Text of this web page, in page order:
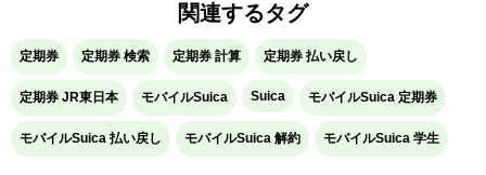
関連するタグ
定期券 定期券 検索 定期券 計算 定期券 払い戻し
定期券 JR東日本 モバイルSuica Suica モバイルSuica 定期券
モバイルSuica 払い戻し モバイルSuica 解約 モバイルSuica 学生